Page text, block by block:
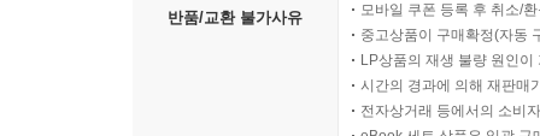
반품/교환 불가사유
모바일 쿠폰 등록 후 취소/
중고상품이 구매확정(자동
LP상품의 재생 불량 원인
시간의 경과에 의해 재판매
전자상거래 등에서의 소비